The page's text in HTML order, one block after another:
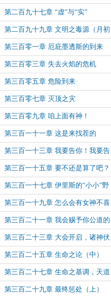
第二百九十七章 “虚”与“实”
第二百九十九章 文明之毒源（月初
求月票~~~）
第三百零一章 厄庇墨透斯的到来
第三百零三章 失去火焰的危机
第三百零五章 危险到来
第三百零七章 灭顶之灾
第三百零九章 咱上面有神！
第三百一十一章 这是来找茬的
吧？！
第三百一十三章 我要告你！我要告
到奥林匹斯！
第三百一十五章 要不还是算了吧？
第三百一十七章 伊里斯的“小小”野
望
第三百一十九章 怎么会有女神不喜
欢陛下呢？
第三百二十一章 我会赐予你公道的
第三百二十三章 大会开启，诸神伏
阙！
第三百二十五章 生命之论（中）
第三百二十七章 生命之基调，天道
至公
第三百二十九章 最终惩处（上）